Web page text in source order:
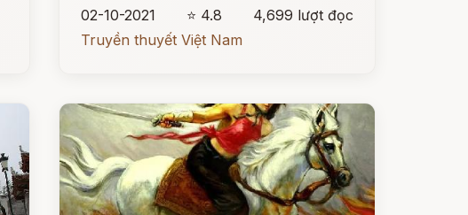
02-10-2021
⭐ 4.8
4,699 lượt đọc
Truyền thuyết Việt Nam